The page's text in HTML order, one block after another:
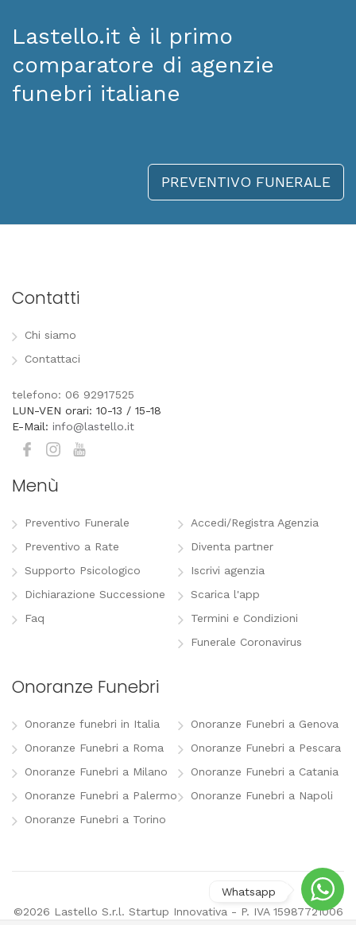
Lastello.it è il primo
comparatore di agenzie
funebri italiane
PREVENTIVO FUNERALE
Contatti
Chi siamo
Contattaci
telefono: 06 92917525
LUN-VEN orari: 10-13 / 15-18
E-Mail: info@lastello.it
Menù
Preventivo Funerale
Preventivo a Rate
Supporto Psicologico
Dichiarazione Successione
Faq
Accedi/Registra Agenzia
Diventa partner
Iscrivi agenzia
Scarica l'app
Termini e Condizioni
Funerale Coronavirus
Onoranze Funebri
Onoranze funebri in Italia
Onoranze Funebri a Roma
Onoranze Funebri a Milano
Onoranze Funebri a Palermo
Onoranze Funebri a Torino
Onoranze Funebri a Genova
Onoranze Funebri a Pescara
Onoranze Funebri a Catania
Onoranze Funebri a Napoli
©2026 Lastello S.r.l. Startup Innovativa - P. IVA 15987721006